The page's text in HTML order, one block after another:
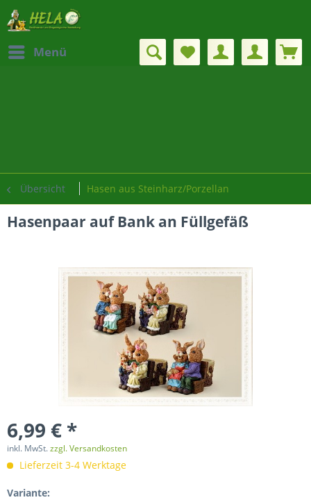
Menü
Übersicht Hasen aus Steinharz/Porzellan
Hasenpaar auf Bank an Füllgefäß
6,99 € *
inkl. MwSt.zzgl. Versandkosten
Lieferzeit 3-4 Werktage
Variante: